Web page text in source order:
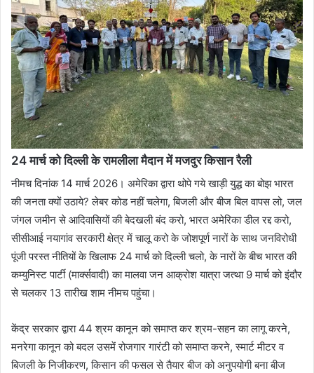
24 मार्च को दिल्ली के रामलीला मैदान में मजदुर किसान रैली
नीमच दिनांक 14 मार्च 2026। अमेरिका द्वारा थोपे गये खाड़ी युद्ध का बोझ भारत
की जनता क्यों उठाये? लेबर कोड नहीं चलेगा, बिजली और बीज बिल वापस लो, जल
जंगल जमीन से आदिवासियों की बेदखली बंद करो, भारत अमेरिका डील रद्द करो,
सीसीआई नयागांव सरकारी क्षेत्र में चालू करो के जोशपूर्ण नारों के साथ जनविरोधी
पूंजी परस्त नीतियों के खिलाफ 24 मार्च को दिल्ली चलो, के नारों के बीच भारत की
कम्युनिस्ट पार्टी (मार्क्सवादी) का मालवा जन आक्रोश यात्रा जत्था 9 मार्च को इंदौर
से चलकर 13 तारीख शाम नीमच पहुंचा।
केंद्र सरकार द्वारा 44 श्रम कानून को समाप्त कर श्रम-सहन का लागू करने,
मनरेगा कानून को बदल उसमें रोजगार गारंटी को समाप्त करने, स्मार्ट मीटर व
बिजली के निजीकरण, किसान की फसल से तैयार बीज को अनुपयोगी बना बीज